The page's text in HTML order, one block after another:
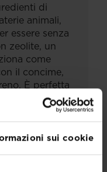
sui cookie
di
animali,
essere senza
zeolite, un
come
il concime,
È perfetta
coltivati in
aranci,
più